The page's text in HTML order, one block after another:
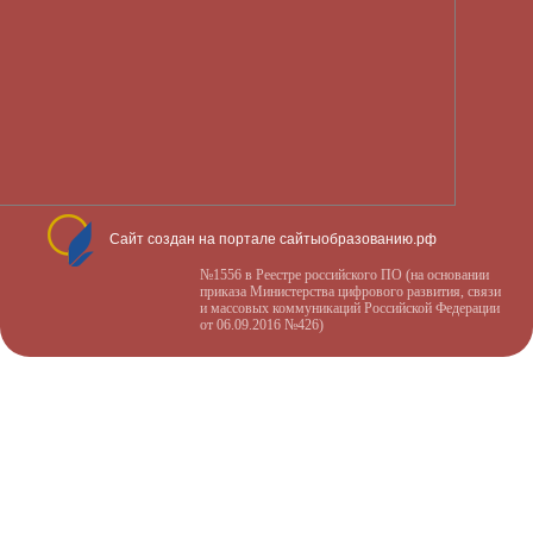
Сайт создан на портале сайтыобразованию.рф
№1556 в Реестре российского ПО (на основании
приказа Министерства цифрового развития, связи
и массовых коммуникаций Российской Федерации
от 06.09.2016 №426)